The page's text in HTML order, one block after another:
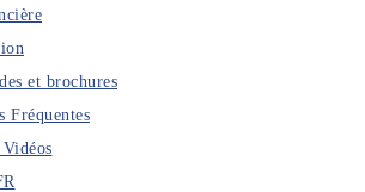
et brochures
Fréquentes
Vidéos